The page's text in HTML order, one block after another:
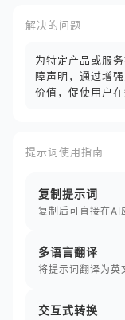
解决的问题
为特定产品或服
障声明，通过增
价值，促使用户
提示词使用指南
复制提示词
复制后可直接在AI
多语言翻译
将提示词翻译为英
交互式转换